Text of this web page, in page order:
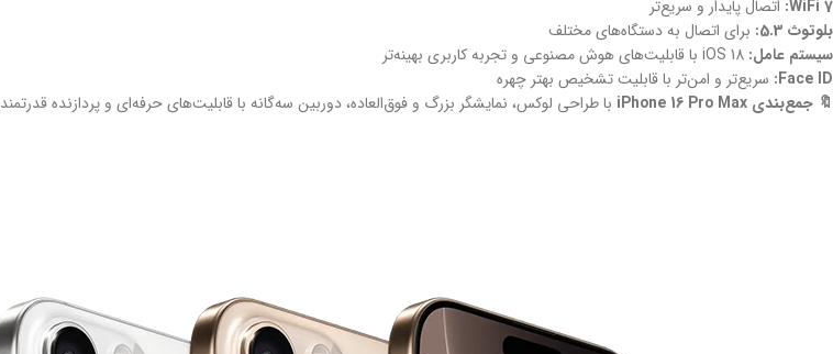
WiFi 7: اتصال پایدار و سریع‌تر
بلوتوث 5.3:
برای اتصال به دستگاه‌های مختلف
سیستم عامل:
Face ID: سریع‌تر و امن‌تر با قابلیت تشخیص بهتر چهره
🔖 جمع‌بندی iPhone 16 Pro Max با طراحی لوکس، نمایشگر بزرگ و فوق‌العاده، دوربین سه‌گانه با قابلیت‌های حرفه‌ای و پردازنده قدرتمند